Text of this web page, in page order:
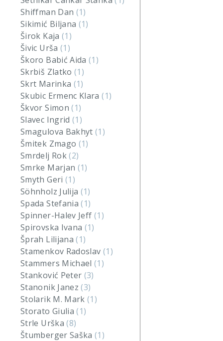
Shiffman Dan (1)
Sikimić Biljana (1)
Širok Kaja (1)
Šivic Urša (1)
Škoro Babić Aida(1)
Skrbiš Zlatko(1)
Skrt Marinka (1)
Skubic Ermenc Klara(1)
Škvor Simon(1)
Slavec Ingrid(1)
Smagulova Bakhyt(1)
Šmitek Zmago (1)
Smrdelj Rok(2)
Smrke Marjan (1)
Smyth Geri (1)
Söhnholz Julija (1)
Spada Stefania(1)
Spinner-Halev Jeff (1)
Spirovska Ivana (1)
Šprah Lilijana(1)
Stamenkov Radoslav (1)
Stammers Michael(1)
Stanković Peter (3)
Stanonik Janez(3)
Stolarik M. Mark(1)
Storato Giulia(1)
Strle Urška(8)
Štumberger Saška(1)